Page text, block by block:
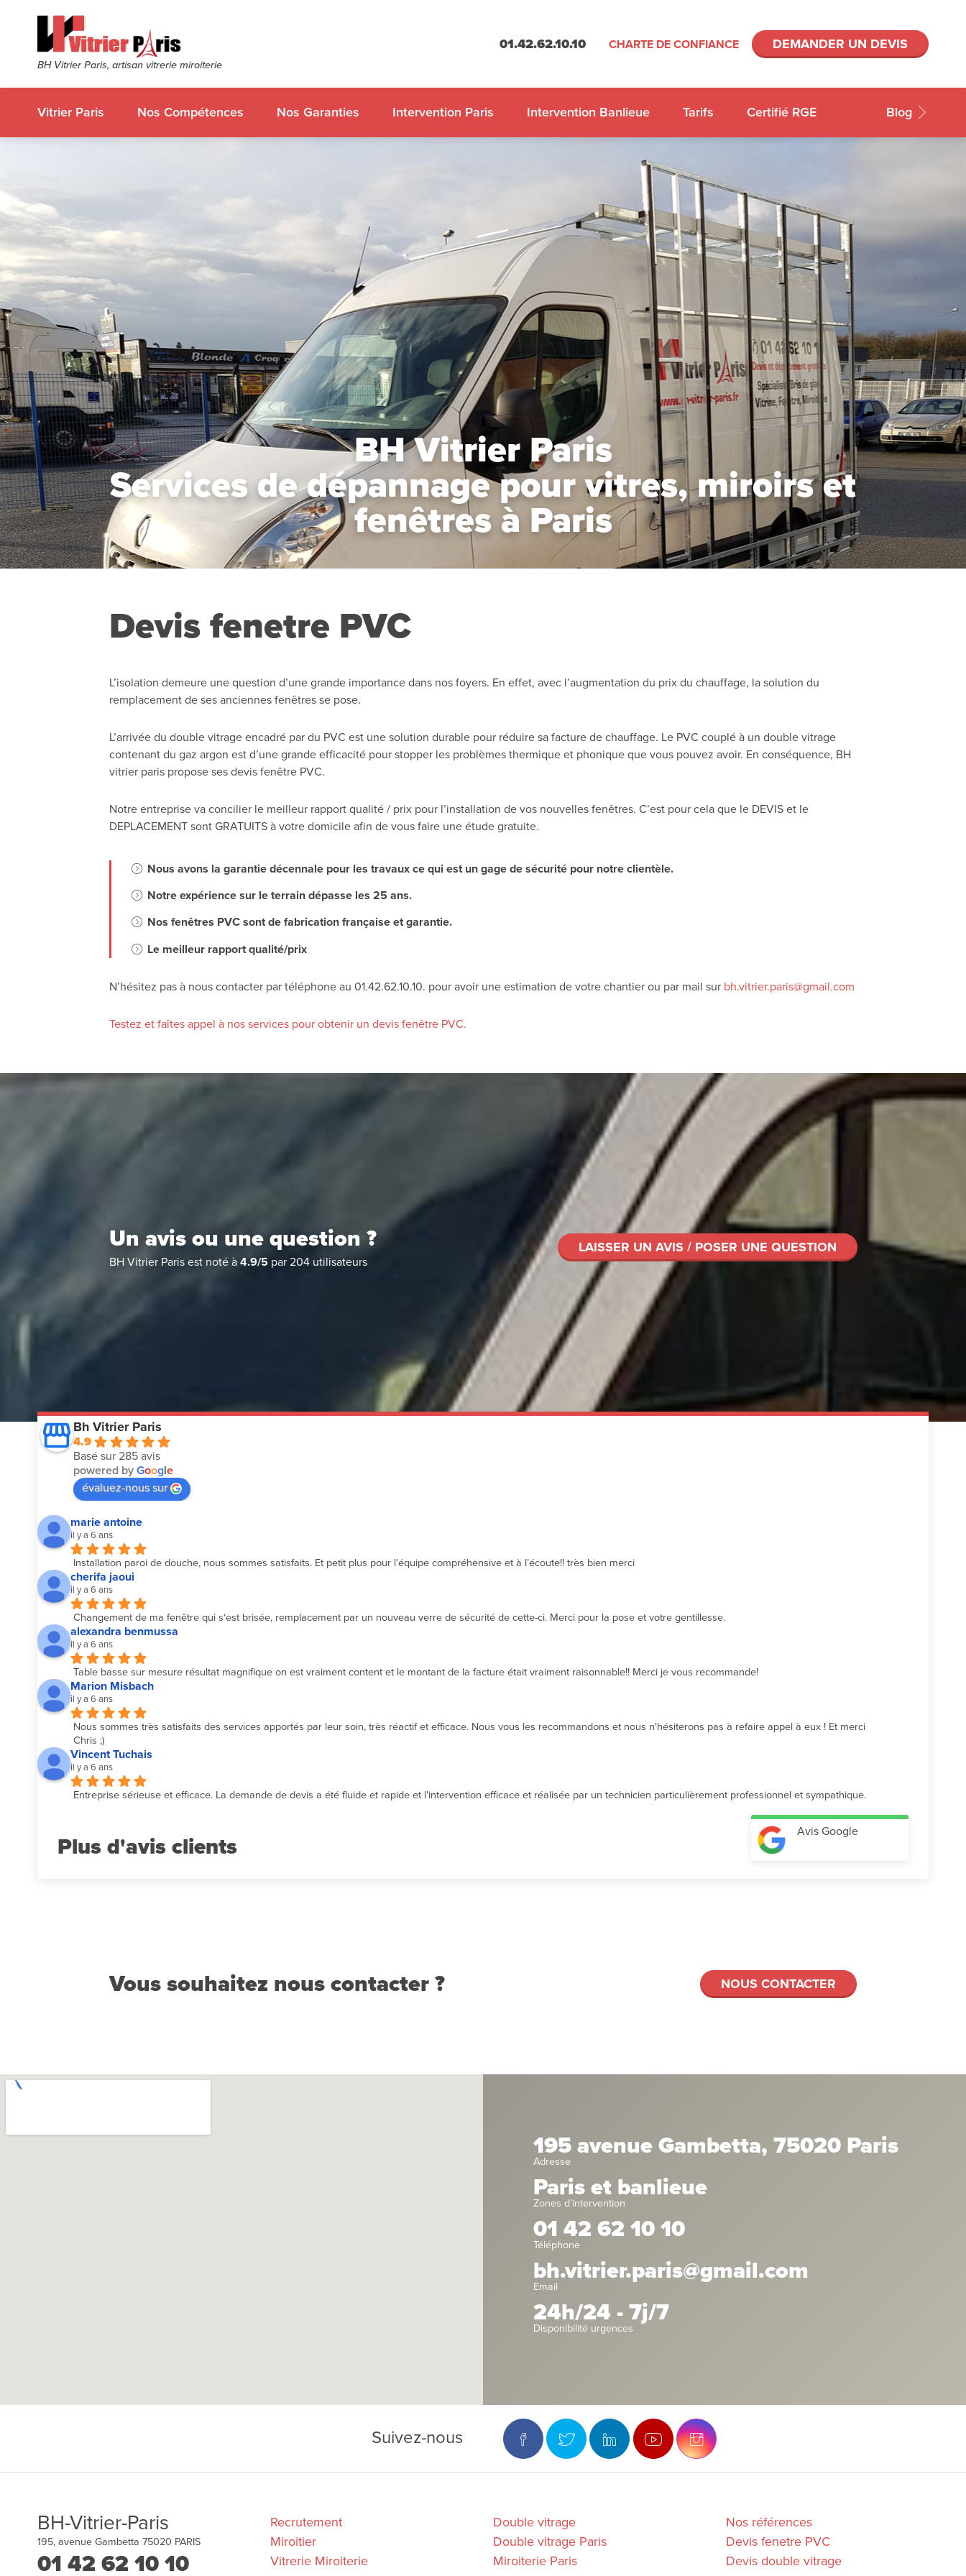
BH Vitrier Paris, artisan vitrerie miroiterie
01.42.62.10.10 CHARTE DE CONFIANCE DEMANDER UN DEVIS
Vitrier Paris Nos Compétences Nos Garanties Intervention Paris Intervention Banlieue Tarifs Certifié RGE Blog
BH Vitrier Paris
Services de dépannage pour vitres, miroirs et
fenêtres à Paris
Devis fenetre PVC
L’isolation demeure une question d’une grande importance dans nos foyers. En effet, avec l’augmentation du prix du chauffage, la solution du
remplacement de ses anciennes fenêtres se pose.
L’arrivée du double vitrage encadré par du PVC est une solution durable pour réduire sa facture de chauffage. Le PVC couplé à un double vitrage
contenant du gaz argon est d’une grande efficacité pour stopper les problèmes thermique et phonique que vous pouvez avoir. En conséquence, BH
vitrier paris propose ses devis fenêtre PVC.
Notre entreprise va concilier le meilleur rapport qualité / prix pour l’installation de vos nouvelles fenêtres. C’est pour cela que le DEVIS et le
DEPLACEMENT sont GRATUITS à votre domicile afin de vous faire une étude gratuite.
Nous avons la garantie décennale pour les travaux ce qui est un gage de sécurité pour notre clientèle.
Notre expérience sur le terrain dépasse les 25 ans.
Nos fenêtres PVC sont de fabrication française et garantie.
Le meilleur rapport qualité/prix
N’hésitez pas à nous contacter par téléphone au 01.42.62.10.10. pour avoir une estimation de votre chantier ou par mail sur bh.vitrier.paris@gmail.com
Testez et faîtes appel à nos services pour obtenir un devis fenêtre PVC.
Un avis ou une question ?
BH Vitrier Paris est noté à 4.9/5 par 204 utilisateurs
LAISSER UN AVIS / POSER UNE QUESTION
Bh Vitrier Paris
4.9
Basé sur 285 avis
powered by Google
évaluez-nous sur
marie antoine
il y a 6 ans
Installation paroi de douche, nous sommes satisfaits. Et petit plus pour l’équipe compréhensive et à l’écoute!! très bien merci
cherifa jaoui
il y a 6 ans
Changement de ma fenêtre qui s‘est brisée, remplacement par un nouveau verre de sécurité de cette-ci. Merci pour la pose et votre gentillesse.
alexandra benmussa
il y a 6 ans
Table basse sur mesure résultat magnifique on est vraiment content et le montant de la facture était vraiment raisonnable!! Merci je vous recommande!
Marion Misbach
il y a 6 ans
Nous sommes très satisfaits des services apportés par leur soin, très réactif et efficace. Nous vous les recommandons et nous n'hésiterons pas à refaire appel à eux ! Et merci
Chris ;)
Vincent Tuchais
il y a 6 ans
Entreprise sérieuse et efficace. La demande de devis a été fluide et rapide et l'intervention efficace et réalisée par un technicien particulièrement professionnel et sympathique.
Plus d'avis
Avis Google
Vous souhaitez nous contacter ? NOUS CONTACTER
195 avenue Gambetta, 75020 Paris
Adresse
Paris et banlieue
Zones d’intervention
01 42 62 10 10
Téléphone
bh.vitrier.paris@gmail.com
Email
24h/24 - 7j/7
Disponibilité urgences
Suivez-nous
BH-Vitrier-Paris
195, avenue Gambetta 75020 PARIS
01 42 62 10 10
Recrutement
Miroitier
Vitrerie Miroiterie
Double vitrage
Double vitrage Paris
Miroiterie Paris
Nos références
Devis fenetre PVC
Devis double vitrage